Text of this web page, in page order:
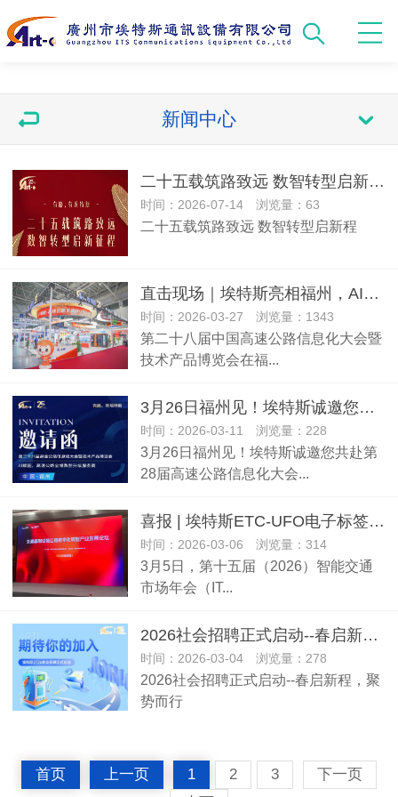
新闻中心
二十五载筑路致远 数智转型启新程丨董事长致辞
时间：2026-07-14 浏览量：63
二十五载筑路致远 数智转型启新程
直击现场｜埃特斯亮相福州，AI赋能智慧交通新场景
时间：2026-03-27 浏览量：1343
第二十八届中国高速公路信息化大会暨
技术产品博览会在福...
3月26日福州见！埃特斯诚邀您共赴第28届高速公路信息化大会！
时间：2026-03-11 浏览量：228
3月26日福州见！埃特斯诚邀您共赴第
28届高速公路信息化大会...
喜报 | 埃特斯ETC-UFO电子标签荣获“2025智能交通创新推荐产品”
时间：2026-03-06 浏览量：314
3月5日，第十五届（2026）智能交通
市场年会（IT...
2026社会招聘正式启动--春启新程，聚势而行
时间：2026-03-04 浏览量：278
2026社会招聘正式启动--春启新程，聚
势而行
首页 上一页 1 2 3
下一页